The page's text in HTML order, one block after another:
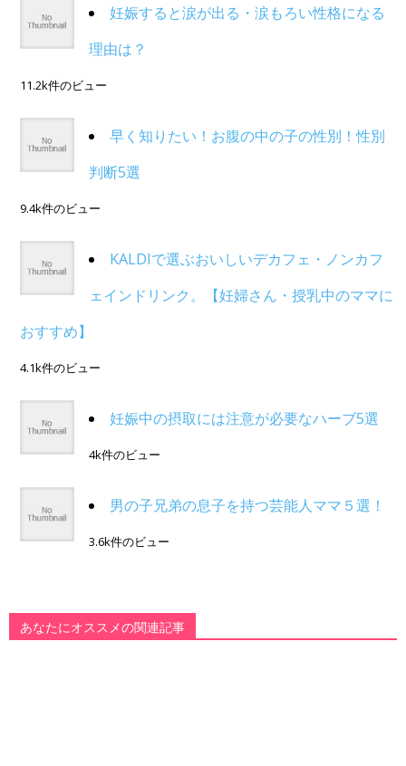
妊娠すると涙が出る・涙もろい性格になる
理由は？
11.2k件のビュー
早く知りたい！お腹の中の子の性別！性別
判断5選
9.4k件のビュー
KALDIで選ぶおいしいデカフェ・ノンカフ
ェインドリンク。【妊婦さん・授乳中のママに
おすすめ】
4.1k件のビュー
妊娠中の摂取には注意が必要なハーブ5選
4k件のビュー
男の子兄弟の息子を持つ芸能人ママ５選！
3.6k件のビュー
あなたにオススメの関連記事